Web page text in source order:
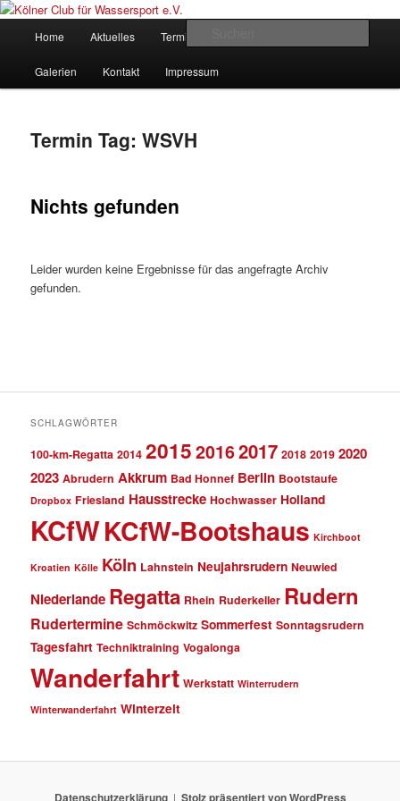
Zum
wechseln
Zum
wechselnKölner Club für Wassersport e.V.
gegründet 1907
Home Aktuelles Termine
Galerien Kontakt Impressum
Termin Tag:WSVH
Nichts gefunden
Leider wurden keine Ergebnisse für das angefragte Archiv
gefunden.
SCHLAGWÖRTER
100-km-Regatta 2014 201520162017 2018 2019 2020
2023 Abrudern Akkrum Bad Honnef Berlin Bootstaufe
Dropbox Friesland Hausstrecke Hochwasser Holland
KCfWKCfW-Bootshaus Kirchboot
Kroatien Kölle Köln Lahnstein Neujahrsrudern Neuwied
Niederlande Regatta Rhein Ruderkeller Rudern
Rudertermine Schmöckwitz Sommerfest Sonntagsrudern
Tagesfahrt Techniktraining Vogalonga
Wanderfahrt Werkstatt Winterrudern
Winterwanderfahrt Winterzeit
Datenschutzerklärung Stolz präsentiert von WordPress